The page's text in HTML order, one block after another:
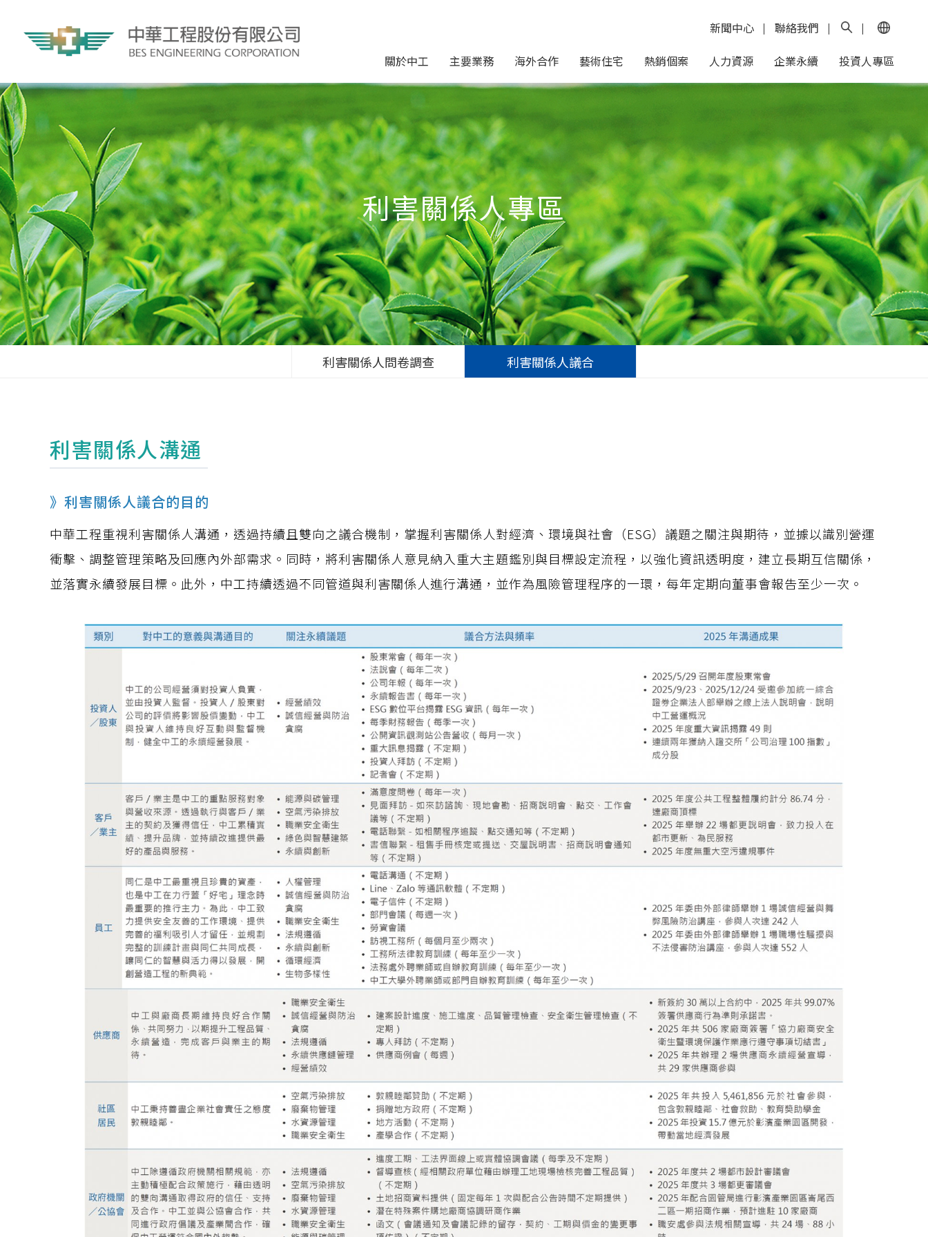
新聞中心
聯絡我們
關於中工
主要業務 海外合作 藝術住宅 熱銷個案 人力資源 企業永續 投資人專區
利害關係人專區
利害關係人問卷調查 利害關係人議合
利害關係人溝通
》利害關係人議合的目的
中華工程重視利害關係人溝通，透過持續且雙向之議合機制，掌握利害關係人對經濟、環境與社會（ESG）議題之關注與期待，並據以識別營運
衝擊、調整管理策略及回應內外部需求。同時，將利害關係人意見納入重大主題鑑別與目標設定流程，以強化資訊透明度，建立長期互信關係，
並落實永續發展目標。此外，中工持續透過不同管道與利害關係人進行溝通，並作為風險管理程序的一環，每年定期向董事會報告至少一次。